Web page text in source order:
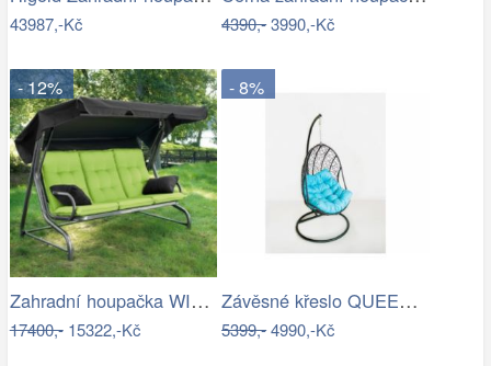
43987,-Kč 4390,-3990,-Kč
- 12%
Zahradní houpačka WIENN - GD
17400,-15322,-Kč
- 8%
Závěsné křeslo QUEEN, modrý sedák
5399,-4990,-Kč